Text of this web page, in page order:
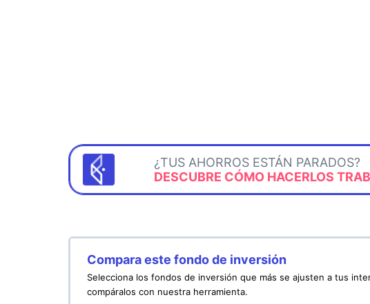
¿TUS AHORROS ESTÁN PARADOS?
DESCUBRE CÓMO HACERLOS
Compara este fondo de inversión
Selecciona los fondos de inversión que más se ajusten a tus
compáralos con nuestra herramienta.